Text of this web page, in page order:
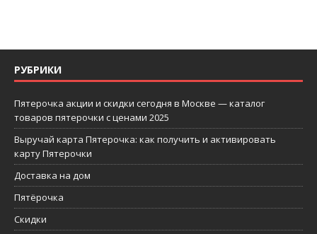
РУБРИКИ
Пятерочка акции и скидки сегодня в Москве — каталог
товаров пятерочки с ценами 2025
Выручай карта Пятерочка: как получить и активировать
карту Пятерочки
Доставка на дом
Пятёрочка
Скидки